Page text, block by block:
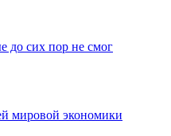
до сих пор не смог
мировой экономики